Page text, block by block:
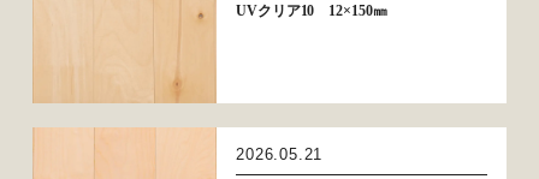
UVクリア10 12×150㎜
2026.05.21